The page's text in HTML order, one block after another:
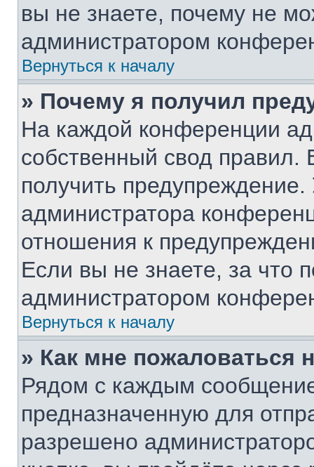
вы не знаете, почему не
администратором
Вернуться к началу
» Почему я получил
На каждой конференции
собственный свод
получить
администратора
отношения к
Если вы не знаете, за что
администратором
Вернуться к началу
» Как мне пожаловаться
Рядом с каждым
предназначенную для
разрешено